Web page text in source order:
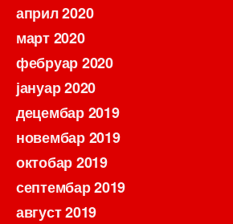
април 2020
март 2020
фебруар 2020
јануар 2020
децембар 2019
новембар 2019
октобар 2019
септембар 2019
август 2019